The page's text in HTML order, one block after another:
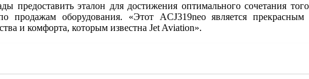
эталон для достижения оптимального сочетания
оборудования. «Этот ACJ319neo является прекрасным
и комфорта, которым известна Jet Aviation».